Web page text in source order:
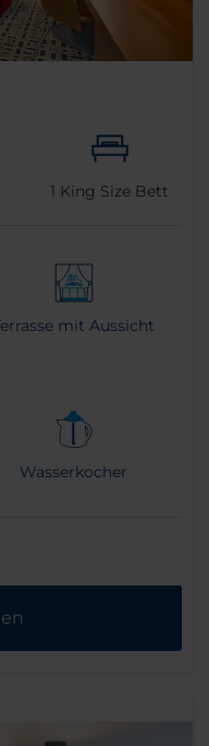
1 King Size Bett
mit Aussicht
Wasserkocher